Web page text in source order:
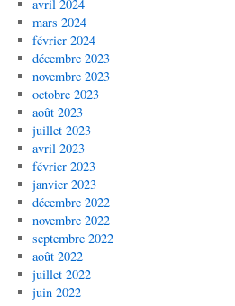
avril 2024
mars 2024
février 2024
décembre 2023
novembre 2023
octobre 2023
août 2023
juillet 2023
avril 2023
février 2023
janvier 2023
décembre 2022
novembre 2022
septembre 2022
août 2022
juillet 2022
juin 2022